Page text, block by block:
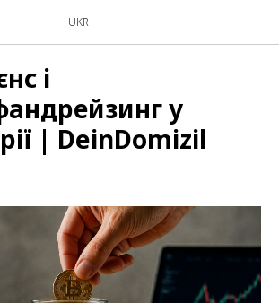
UKR
і
у
| DeinDomizil